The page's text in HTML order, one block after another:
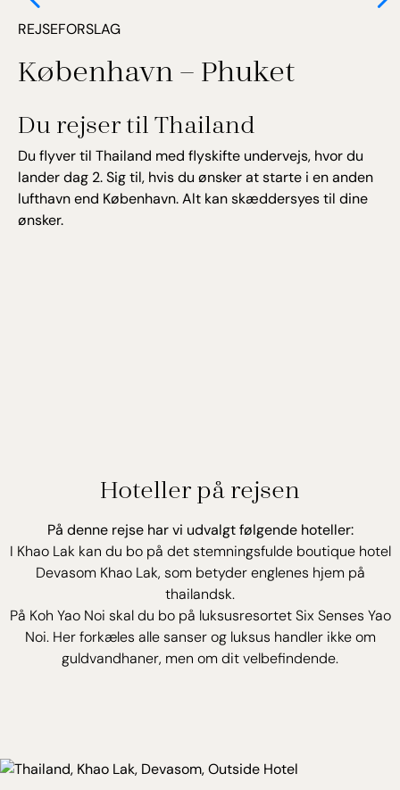
REJSEFORSLAG
København – Phuket
Du rejser til Thailand
Du flyver til Thailand med flyskifte undervejs, hvor du
lander dag 2. Sig til, hvis du ønsker at starte i en anden
lufthavn end København. Alt kan skæddersyes til dine
ønsker.
Hoteller på rejsen
På denne rejse har vi udvalgt følgende hoteller:
I Khao Lak kan du bo på det stemningsfulde boutique hotel
Devasom Khao Lak, som betyder englenes hjem på
thailandsk.
På Koh Yao Noi skal du bo på luksusresortet Six Senses Yao
Noi. Her forkæles alle sanser og luksus handler ikke om
guldvandhaner, men om dit velbefindende.